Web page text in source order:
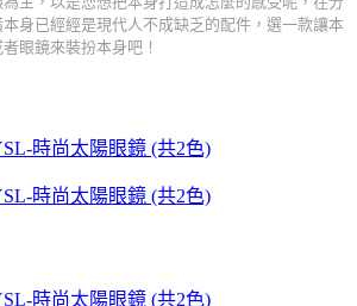
身已經經是現代人不成缺乏的配件，選一款讓本
眼鏡來裝扮本身吧！